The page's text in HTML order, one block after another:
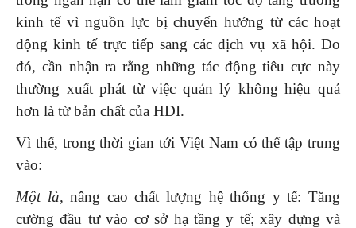
kinh tế vì nguồn lực bị chuyển hướng từ các hoạt
động kinh tế trực tiếp sang các dịch vụ xã hội. Do
đó, cần nhận ra rằng những tác động tiêu cực này
thường xuất phát từ việc quản lý không hiệu quả
hơn là từ bản chất của HDI.
Vì thế, trong thời gian tới Việt Nam có thể tập trung
vào:
Một là, nâng cao chất lượng hệ thống y tế: Tăng
cường đầu tư vào cơ sở hạ tầng y tế; xây dựng và